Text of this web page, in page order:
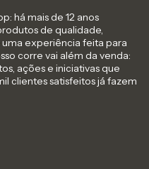
há mais de 12 anos
de qualidade,
experiência feita para
corre vai além da venda:
ações e iniciativas que
clientes satisfeitos já fazem